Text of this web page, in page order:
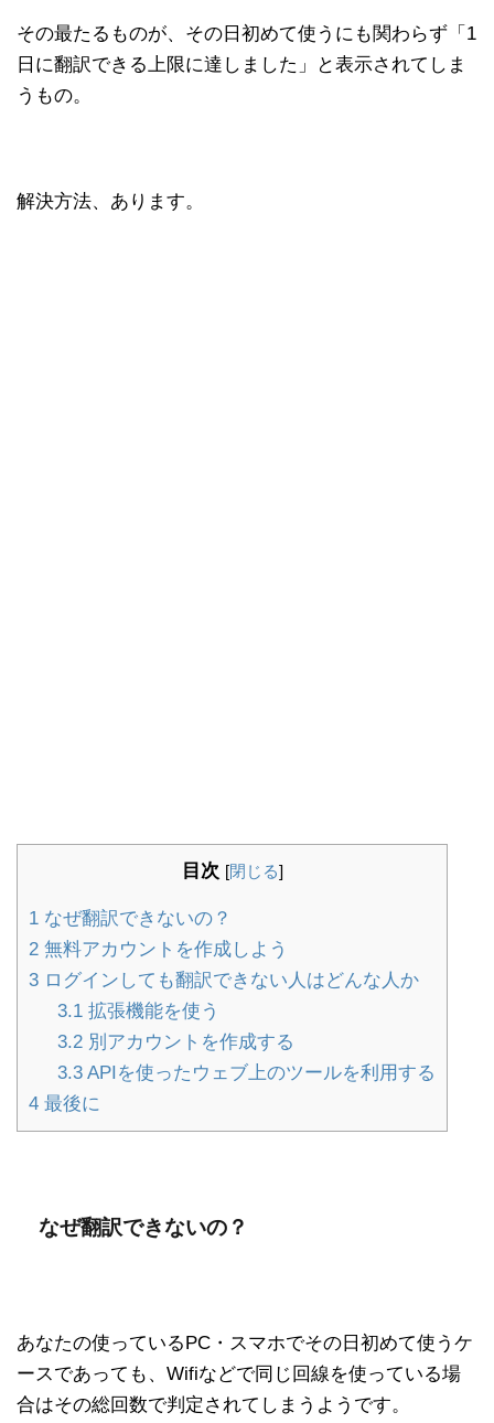
その最たるものが、その日初めて使うにも関わらず「1
日に翻訳できる上限に達しました」と表示されてしま
うもの。
解決方法、あります。
目次 [閉じる]
1 なぜ翻訳できないの？
2 無料アカウントを作成しよう
3 ログインしても翻訳できない人はどんな人か
3.1拡張機能を使う
3.2別アカウントを作成する
3.3APIを使ったウェブ上のツールを利用する
4 最後に
なぜ翻訳できないの？
あなたの使っているPC・スマホでその日初めて使うケ
ースであっても、Wifiなどで同じ回線を使っている場
合はその総回数で判定されてしまうようです。